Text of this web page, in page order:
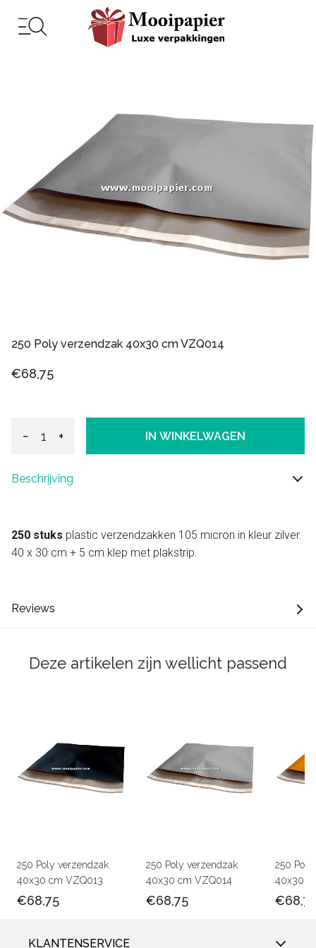
250 Poly verzendzak 40x30 cm VZQ014
€68,75
− + IN WINKELWAGEN
Beschrijving
250 stuks plastic verzendzakken 105 micron in kleur zilver.
40 x 30 cm + 5 cm klep met plakstrip.
Reviews
Deze artikelen zijn wellicht passend
250 Poly verzendzak
40x30 cm VZQ013
€68,75
250 Poly verzendzak
40x30 cm VZQ014
€68,75
250
40x30
KLANTENSERVICE